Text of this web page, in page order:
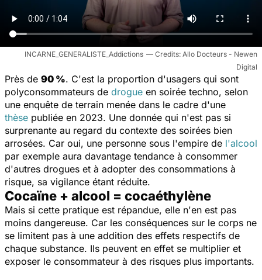
INCARNE_GENERALISTE_Addictions
Allo Docteurs - Newen
Digital
Près de 90 %. C'est la proportion d'usagers qui sont
polyconsommateurs de drogue en soirée techno, selon
une enquête de terrain menée dans le cadre d'une
thèse publiée en 2023. Une donnée qui n'est pas si
surprenante au regard du contexte des soirées bien
arrosées. Car oui, une personne sous l'empire de l'alcool
par exemple aura davantage tendance à consommer
d'autres drogues et à adopter des consommations à
risque, sa vigilance étant réduite.
Cocaïne + alcool = cocaéthylène
Mais si cette pratique est répandue, elle n'en est pas
moins dangereuse. Car les conséquences sur le corps ne
se limitent pas à une addition des effets respectifs de
chaque substance. Ils peuvent en effet se multiplier et
exposer le consommateur à des risques plus importants.